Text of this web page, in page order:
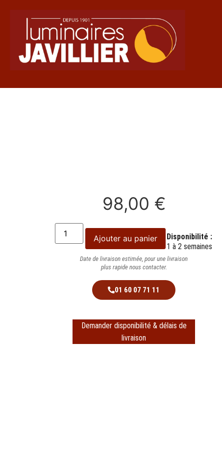
98,00 €
Ajouter au panier
Disponibilité :
1 à 2 semaines
Date de livraison estimée, pour une livraison
plus rapide nous contacter.
01 60 07 71 11
Demander disponibilité & délais de
livraison